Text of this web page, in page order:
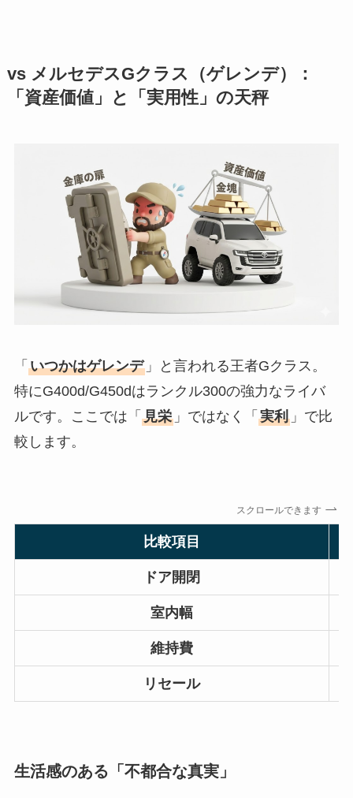
vs メルセデスGクラス（ゲレンデ）：
「資産価値」と「実用性」の天秤
「 いつかはゲレンデ」と言われる王者Gクラス。
特にG400d/G450dはランクル300の強力なライバ
ルです。ここでは「 見栄」ではなく「 実利」で比
較します。
スクロールできます
比較項目
ドア開閉
室内幅
維持費
リセール
生活感のある「不都合な真実」